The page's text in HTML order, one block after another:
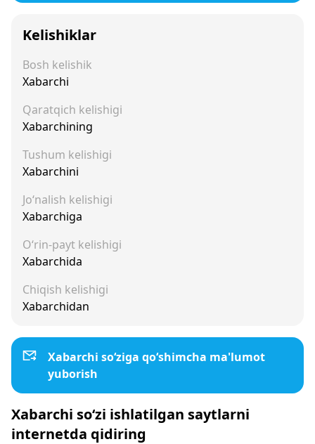
Kelishiklar
Bosh kelishik
Xabarchi
Qaratqich kelishigi
Xabarchining
Tushum kelishigi
Xabarchini
Jo‘nalish kelishigi
Xabarchiga
O‘rin-payt kelishigi
Xabarchida
Chiqish kelishigi
Xabarchidan
Xabarchi so‘ziga qo‘shimcha ma'lumot
yuborish
Xabarchi so‘zi ishlatilgan saytlarni
internetda qidiring